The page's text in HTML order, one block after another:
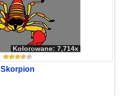
Kolorowane: 7,714x
Skorpion